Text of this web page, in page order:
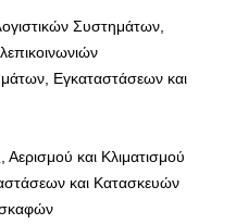
Συστημάτων,
Εγκαταστάσεων και
και Κλιματισμού
και Κατασκευών